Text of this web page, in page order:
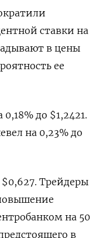
ставки на
в цены
ее
до $1,2421​.
на 0,23% до
Трейдеры
на 50
в